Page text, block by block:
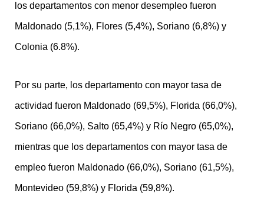
los departamentos con menor desempleo fueron
Maldonado (5,1%), Flores (5,4%), Soriano (6,8%) y
Colonia (6.8%).
Por su parte, los departamento con mayor tasa de
actividad fueron Maldonado (69,5%), Florida (66,0%),
Soriano (66,0%), Salto (65,4%) y Río Negro (65,0%),
mientras que los departamentos con mayor tasa de
empleo fueron Maldonado (66,0%), Soriano (61,5%),
Montevideo (59,8%) y Florida (59,8%).